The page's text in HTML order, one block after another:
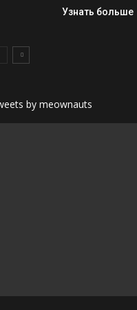
Узнать больше
by meownauts